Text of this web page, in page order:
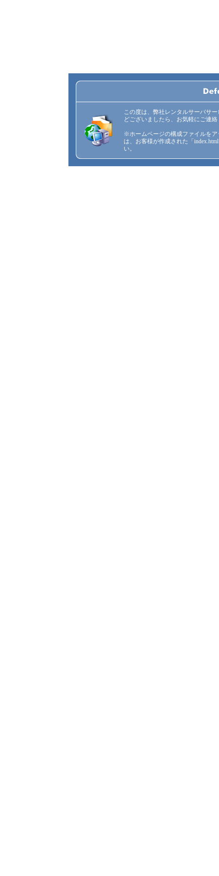
この度は、弊社レンタルサーバサ
どございましたら、お気軽にご連
※ホームページの構成ファイルを
は、お客様が作成された「
い。